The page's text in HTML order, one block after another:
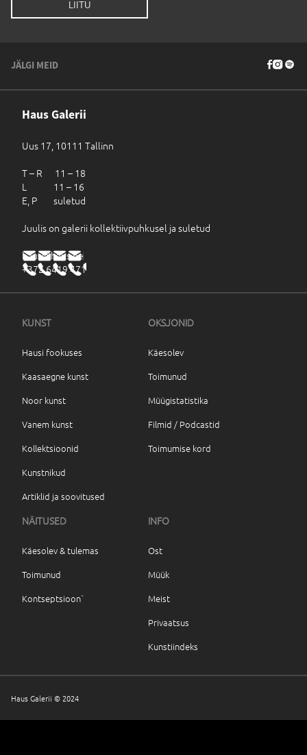
JÄLGI MEID
Haus Galerii
Uus 17, 10111 Tallinn
T – R 11 – 18
L 11 – 16
E, P suletud
Juulis on galerii kollektiivpuhkusel ja suletud
haus@haus.ee
+372 6419 471
KUNST
Hausi fookuses
Kaasaegne kunst
Noor kunst
Vanem kunst
Kollektsioonid
Kunstnikud
Artiklid ja soovitused
OKSJONID
Käesolev
Toimunud
Müügistatistika
Filmid / Podcastid
Toimumise kord
NÄITUSED
Käesolev & tulemas
Toimunud
Kontseptsioon`
INFO
Ost
Müük
Meist
Privaatsus
Kunstiindeks
Haus Galerii © 2024